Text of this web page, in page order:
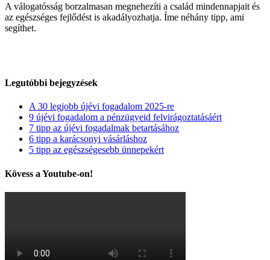
válogatósság
gyógyítására
A válogatósság borzalmasan megnehezíti a család mindennapjait és
az egészséges fejlődést is akadályozhatja. Íme néhány tipp, ami
segíthet.
Legutóbbi bejegyzések
A 30 legjobb újévi fogadalom 2025-re
9 újévi fogadalom a pénzügyeid felvirágoztatásáért
7 tipp az újévi fogadalmak betartásához
6 tipp a karácsonyi vásárláshoz
5 tipp az egészségesebb ünnepekért
Kövess a Youtube-on!